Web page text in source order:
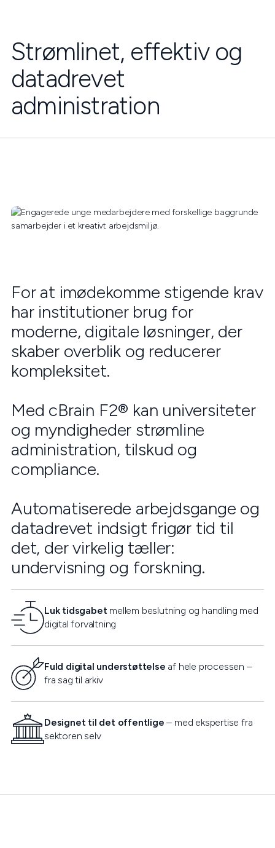
Strømlinet, effektiv og
datadrevet
administration
For at imødekomme stigende krav
har institutioner brug for
moderne, digitale løsninger, der
skaber overblik og reducerer
kompleksitet.
Med cBrain F2® kan universiteter
og myndigheder strømline
administration, tilskud og
compliance.
Automatiserede arbejdsgange og
datadrevet indsigt frigør tid til
det, der virkelig tæller:
undervisning og forskning.
Luk tidsgabet mellem beslutning og handling med
digital forvaltning
Fuld digital understøttelse af hele processen –
fra sag til arkiv
Designet til det offentlige– med ekspertise fra
sektoren selv